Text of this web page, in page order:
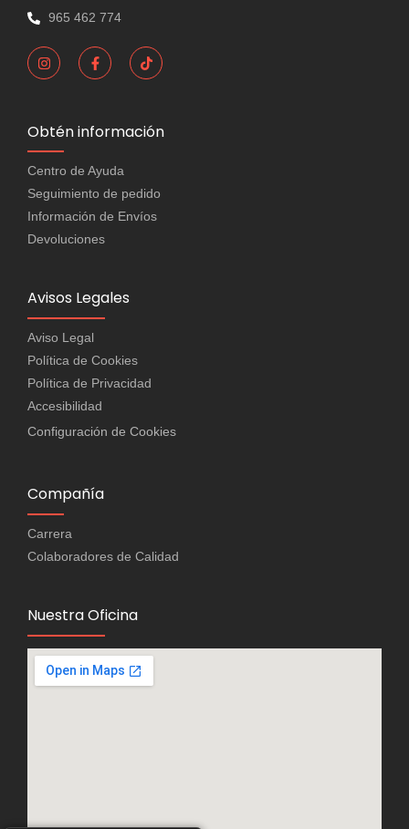
965 462 774
Obtén información
Centro de Ayuda
Seguimiento de pedido
Información de Envíos
Devoluciones
Avisos Legales
Aviso Legal
Política de Cookies
Política de Privacidad
Accesibilidad
Configuración de Cookies
Compañía
Carrera
Colaboradores de Calidad
Nuestra Oficina